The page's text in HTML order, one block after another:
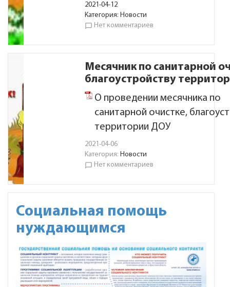
2021-04-12
Категория: Новости
chat_bubble_outline Нет комментариев
Месячник по санитарной
благоустройству
О проведении месячника по
санитарной очистке,
территории ДОУ
2021-04-06
Категория: Новости
chat_bubble_outline Нет комментариев
Социальная помощь
нуждающимся